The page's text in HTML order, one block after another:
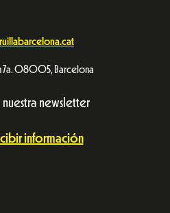
7a. 08005, Barcelona
nuestra newsletter
información